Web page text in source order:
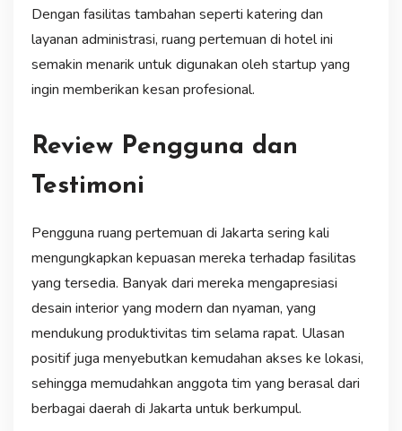
Dengan fasilitas tambahan seperti katering dan
layanan administrasi, ruang pertemuan di hotel ini
semakin menarik untuk digunakan oleh startup yang
ingin memberikan kesan profesional.
Review Pengguna dan
Testimoni
Pengguna ruang pertemuan di Jakarta sering kali
mengungkapkan kepuasan mereka terhadap fasilitas
yang tersedia. Banyak dari mereka mengapresiasi
desain interior yang modern dan nyaman, yang
mendukung produktivitas tim selama rapat. Ulasan
positif juga menyebutkan kemudahan akses ke lokasi,
sehingga memudahkan anggota tim yang berasal dari
berbagai daerah di Jakarta untuk berkumpul.